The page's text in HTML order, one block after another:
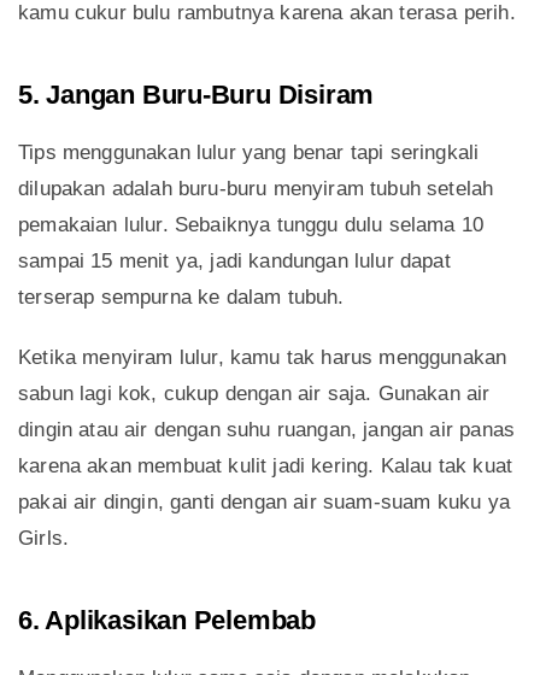
kamu cukur bulu rambutnya karena akan terasa perih.
5. Jangan Buru-Buru Disiram
Tips menggunakan lulur yang benar tapi seringkali
dilupakan adalah buru-buru menyiram tubuh setelah
pemakaian lulur. Sebaiknya tunggu dulu selama 10
sampai 15 menit ya, jadi kandungan lulur dapat
terserap sempurna ke dalam tubuh.
Ketika menyiram lulur, kamu tak harus menggunakan
sabun lagi kok, cukup dengan air saja. Gunakan air
dingin atau air dengan suhu ruangan, jangan air panas
karena akan membuat kulit jadi kering. Kalau tak kuat
pakai air dingin, ganti dengan air suam-suam kuku ya
Girls.
6. Aplikasikan Pelembab